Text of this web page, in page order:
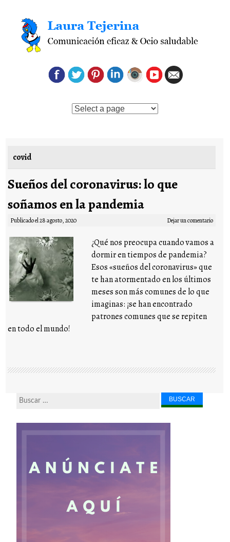
Saltar al contenido
covid
Sueños del coronavirus: lo que
soñamos en la pandemia
Publicado el28 agosto, 2020 Dejar un comentario
¿Qué nos preocupa cuando vamos a
dormir en tiempos de pandemia?
Esos «sueños del coronavirus» que
te han atormentado en los últimos
meses son más comunes de lo que
imaginas: ¡se han encontrado
patrones comunes que se repiten
en todo el mundo!
Buscar...